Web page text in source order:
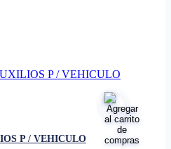
P / VEHICULO